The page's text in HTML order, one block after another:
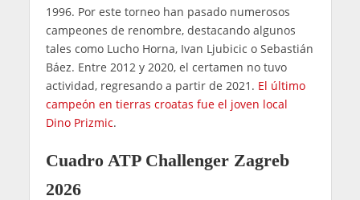
1996. Por este torneo han pasado numerosos
campeones de renombre, destacando algunos
tales como Lucho Horna, Ivan Ljubicic o Sebastián
Báez. Entre 2012 y 2020, el certamen no tuvo
actividad, regresando a partir de 2021. El último
campeón en tierras croatas fue el joven local
Dino Prizmic.
Cuadro ATP Challenger Zagreb
2026